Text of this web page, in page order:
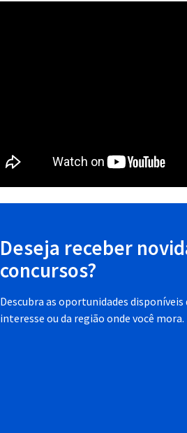
Deseja receber
concursos?
Descubra as oportunidades disponíveis
interesse ou da região onde você mora.